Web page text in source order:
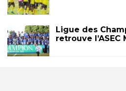
Ligue des
retrouve l’ASEC